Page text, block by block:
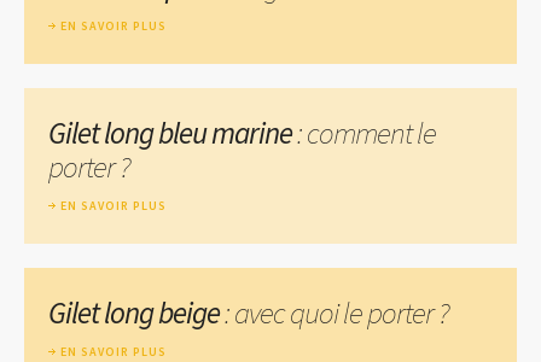
EN SAVOIR PLUS
Gilet long bleu marine: comment le
porter ?
EN SAVOIR PLUS
Gilet long beige: avec quoi le porter ?
EN SAVOIR PLUS